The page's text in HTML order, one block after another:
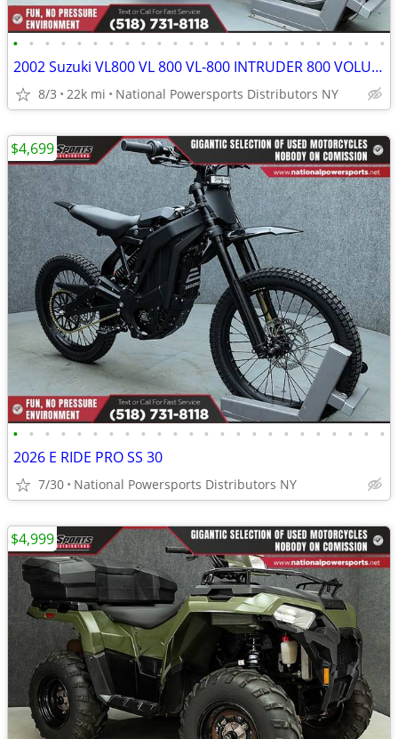
• • • • • • • • • • • • • • • • • • • • • • • •
2002 Suzuki VL800 VL 800 VL-800 INTRUDER 800 VOLUSIA
8/3 22k mi National Powersports Distributors NY
• • • • • • • • • • • • • • • • • • • • • • • •
2026 E RIDE PRO SS 30
7/30 National Powersports Distributors NY
$4,699
$4,999